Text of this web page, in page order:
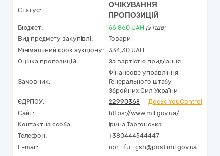
Статус:
ОЧІКУВАННЯ
ПРОПОЗИЦІЙ
Бюджет: 66 860 UAH (з ПДВ)
Вид предмету закупівлі:
Товари
Мінімальний крок аукціону:
334,30 UAH
Оцінка пропозицій:
За вартістю придбання
Замовник:
Фінансове управління
Генерального штабу
Збройних Сил України
ЄДРПОУ:
22990368
Досьє YouControl
Сайт:
https://www.mil.gov.ua/
Контактна особа:
Ірина Таргонська
Телефон:
+380444544447
E-mail:
upr_fu_gsh@post.mil.gov.ua